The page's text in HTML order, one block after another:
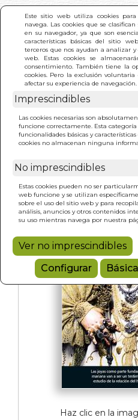
Este sitio web utiliza cookies
navega. Las cookies que se
en su navegador, ya que son
características básicas del sitio
terceros que nos ayudan a analizar
web. Estas cookies se
consentimiento. También tiene la
cookies. Pero la exclusión
afectar su experiencia de navegación.
Imprescindibles
Las cookies necesarias son
funcione correctamente. Esta
funcionalidades básicas y
cookies no almacenan ninguna
No imprescindibles
Estas cookies pueden no ser
web funcione y se utilizan
sobre el uso del sitio web y para
análisis, anuncios y otros contenidos
su uso mientras navega por nuestra
Ver no imprescindibles
Configurar
INICIO >
Haz clic en la